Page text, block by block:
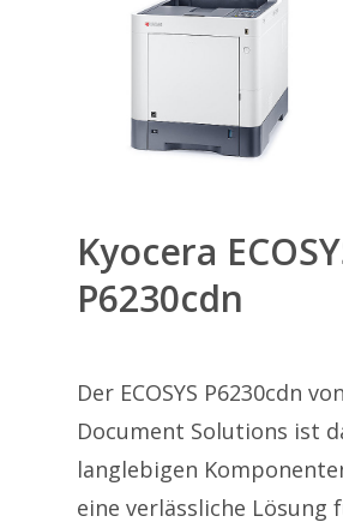
Kyocera
P6230cdn
Der ECOSYS P6230cdn
Document Solutions ist
langlebigen
eine verlässliche Lösung